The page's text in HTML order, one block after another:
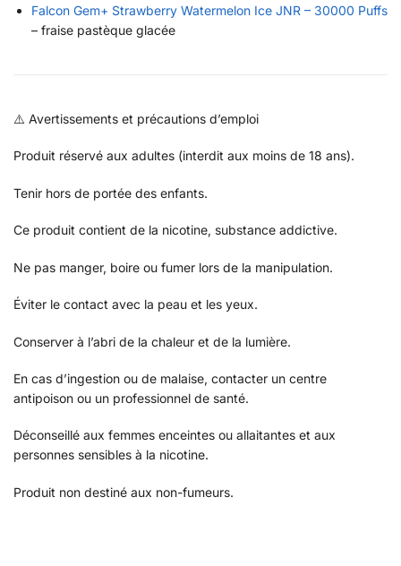
Falcon Gem+ Strawberry Watermelon Ice JNR – 30000 Puffs
– fraise pastèque glacée
⚠️ Avertissements et précautions d’emploi
Produit réservé aux adultes (interdit aux moins de 18 ans).
Tenir hors de portée des enfants.
Ce produit contient de la nicotine, substance addictive.
Ne pas manger, boire ou fumer lors de la manipulation.
Éviter le contact avec la peau et les yeux.
Conserver à l’abri de la chaleur et de la lumière.
En cas d’ingestion ou de malaise, contacter un centre
antipoison ou un professionnel de santé.
Déconseillé aux femmes enceintes ou allaitantes et aux
personnes sensibles à la nicotine.
Produit non destiné aux non-fumeurs.